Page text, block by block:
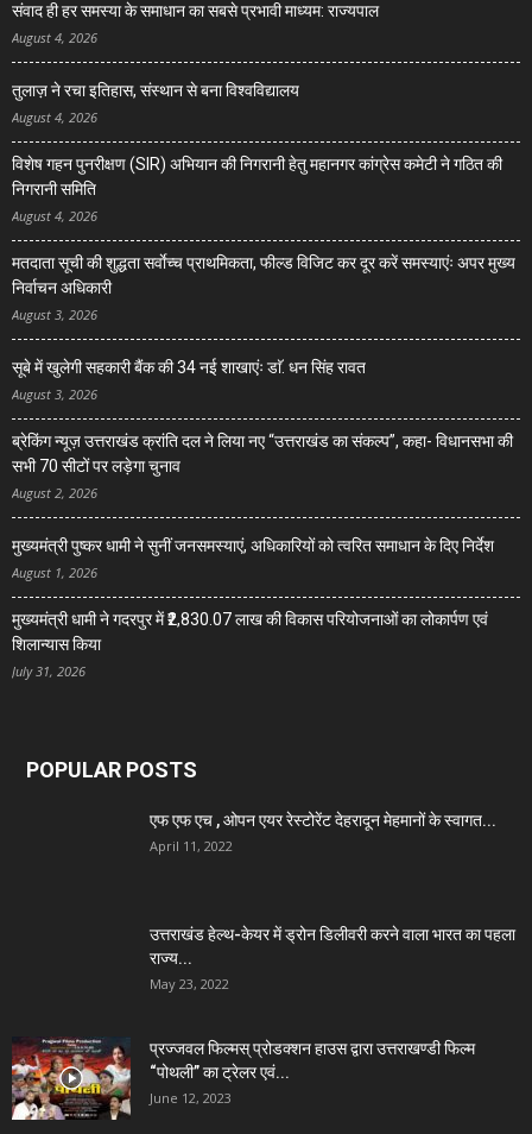
संवाद ही हर समस्या के समाधान का सबसे प्रभावी माध्यम: राज्यपाल
August 4, 2026
तुलाज़ ने रचा इतिहास, संस्थान से बना विश्वविद्यालय
August 4, 2026
विशेष गहन पुनरीक्षण (SIR) अभियान की निगरानी हेतु महानगर कांग्रेस कमेटी ने गठित की
निगरानी समिति
August 4, 2026
मतदाता सूची की शुद्धता सर्वाेच्च प्राथमिकता, फील्ड विजिट कर दूर करें समस्याएंः अपर मुख्य
निर्वाचन अधिकारी
August 3, 2026
सूबे में खुलेगी सहकारी बैंक की 34 नई शाखाएंः डाॅ. धन सिंह रावत
August 3, 2026
ब्रेकिंग न्यूज़ उत्तराखंड क्रांति दल ने लिया नए “उत्तराखंड का संकल्प”, कहा- विधानसभा की
सभी 70 सीटों पर लड़ेगा चुनाव
August 2, 2026
मुख्यमंत्री पुष्कर धामी ने सुनीं जनसमस्याएं, अधिकारियों को त्वरित समाधान के दिए निर्देश
August 1, 2026
मुख्यमंत्री धामी ने गदरपुर में ₹2,830.07 लाख की विकास परियोजनाओं का लोकार्पण एवं
शिलान्यास किया
July 31, 2026
POPULAR POSTS
एफ एफ एच , ओपन एयर रेस्टोरेंट देहरादून मेहमानों के स्वागत...
April 11, 2022
उत्तराखंड हेल्थ-केयर में ड्रोन डिलीवरी करने वाला भारत का पहला
राज्य...
May 23, 2022
प्रज्जवल फिल्मस् प्रोडक्शन हाउस द्वारा उत्तराखण्डी फिल्म
“पोथली” का ट्रेलर एवं...
June 12, 2023